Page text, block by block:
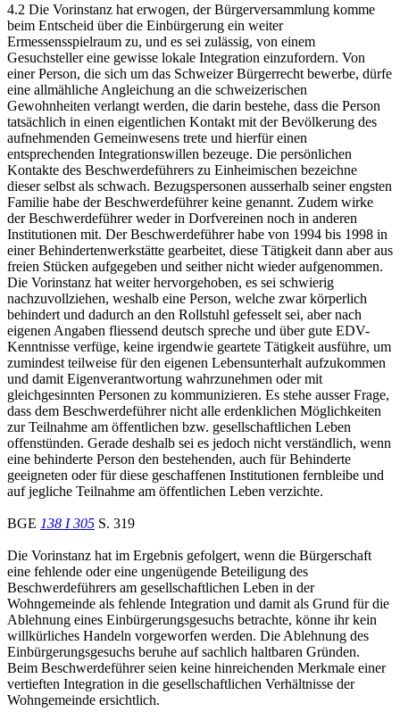
4.2 Die Vorinstanz hat erwogen, der Bürgerversammlung komme
beim Entscheid über die Einbürgerung ein weiter
Ermessensspielraum zu, und es sei zulässig, von einem
Gesuchsteller eine gewisse lokale Integration einzufordern. Von
einer Person, die sich um das Schweizer Bürgerrecht bewerbe, dürfe
eine allmähliche Angleichung an die schweizerischen
Gewohnheiten verlangt werden, die darin bestehe, dass die Person
tatsächlich in einen eigentlichen Kontakt mit der Bevölkerung des
aufnehmenden Gemeinwesens trete und hierfür einen
entsprechenden Integrationswillen bezeuge. Die persönlichen
Kontakte des Beschwerdeführers zu Einheimischen bezeichne
dieser selbst als schwach. Bezugspersonen ausserhalb seiner engsten
Familie habe der Beschwerdeführer keine genannt. Zudem wirke
der Beschwerdeführer weder in Dorfvereinen noch in anderen
Institutionen mit. Der Beschwerdeführer habe von 1994 bis 1998 in
einer Behindertenwerkstätte gearbeitet, diese Tätigkeit dann aber aus
freien Stücken aufgegeben und seither nicht wieder aufgenommen.
Die Vorinstanz hat weiter hervorgehoben, es sei schwierig
nachzuvollziehen, weshalb eine Person, welche zwar körperlich
behindert und dadurch an den Rollstuhl gefesselt sei, aber nach
eigenen Angaben fliessend deutsch spreche und über gute EDV-
Kenntnisse verfüge, keine irgendwie geartete Tätigkeit ausführe, um
zumindest teilweise für den eigenen Lebensunterhalt aufzukommen
und damit Eigenverantwortung wahrzunehmen oder mit
gleichgesinnten Personen zu kommunizieren. Es stehe ausser Frage,
dass dem Beschwerdeführer nicht alle erdenklichen Möglichkeiten
zur Teilnahme am öffentlichen bzw. gesellschaftlichen Leben
offenstünden. Gerade deshalb sei es jedoch nicht verständlich, wenn
eine behinderte Person den bestehenden, auch für Behinderte
geeigneten oder für diese geschaffenen Institutionen fernbleibe und
auf jegliche Teilnahme am öffentlichen Leben verzichte.
BGE 138 I 305 S. 319
Die Vorinstanz hat im Ergebnis gefolgert, wenn die Bürgerschaft
eine fehlende oder eine ungenügende Beteiligung des
Beschwerdeführers am gesellschaftlichen Leben in der
Wohngemeinde als fehlende Integration und damit als Grund für die
Ablehnung eines Einbürgerungsgesuchs betrachte, könne ihr kein
willkürliches Handeln vorgeworfen werden. Die Ablehnung des
Einbürgerungsgesuchs beruhe auf sachlich haltbaren Gründen.
Beim Beschwerdeführer seien keine hinreichenden Merkmale einer
vertieften Integration in die gesellschaftlichen Verhältnisse der
Wohngemeinde ersichtlich.